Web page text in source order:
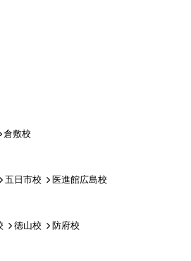
倉敷校
五日市校 医進館広島校
徳山校 防府校